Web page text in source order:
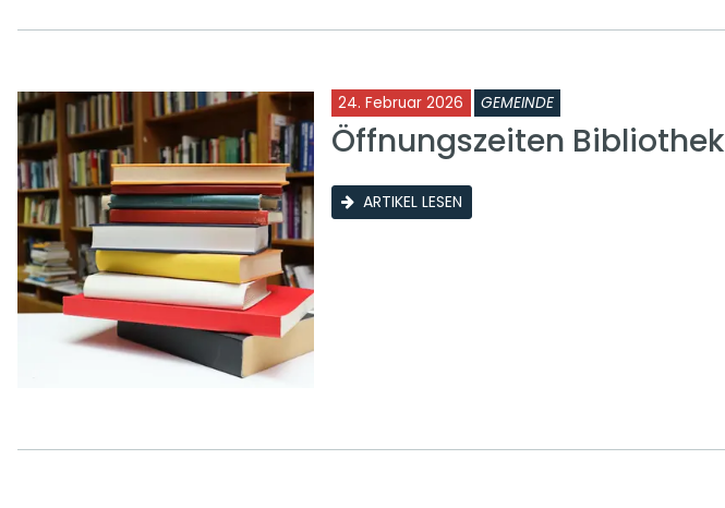
24. Februar 2026 GEMEINDE
Öffnungszeiten Bibliothek
ARTIKEL LESEN